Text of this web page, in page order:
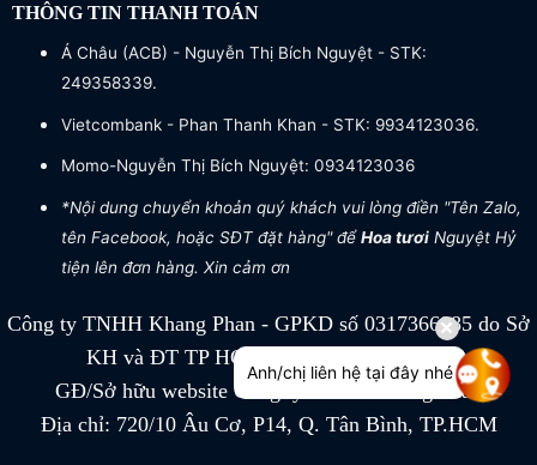
THÔNG TIN THANH TOÁN
Á Châu (ACB) - Nguyễn Thị Bích Nguyệt - STK:
249358339.
Vietcombank - Phan Thanh Khan - STK: 9934123036.
Momo-Nguyễn Thị Bích Nguyệt: 0934123036
*Nội dung chuyển khoản quý khách vui lòng điền "Tên Zalo,
tên Facebook, hoặc SĐT đặt hàng" đểHoa tươiNguyệt Hỷ
tiện lên đơn hàng. Xin cảm ơn
Công ty TNHH Khang Phan - GPKD số 0317366885 do Sở
KH và ĐT TP HCM cấp ngày 04/07/2022
GĐ/Sở hữu website Công ty TNHH Khang Phan
Địa chỉ: 720/10 Âu Cơ, P14, Q. Tân Bình, TP.HCM
Anh/chị liên hệ tại đây nhé